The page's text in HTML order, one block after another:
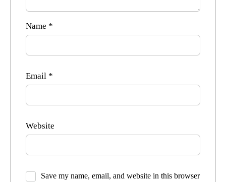
Name *
Email *
Website
Save my name, email, and website in this browser